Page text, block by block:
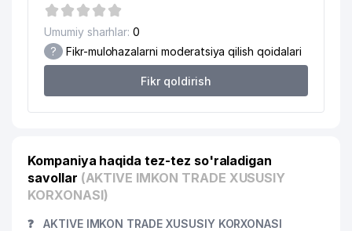
16 UMRAH MChJ
17 GRANT THORNTON MChJ
18 WEB MEDIA GROUP MChJ 498 м
19 ASSORT CONSULT MChJ 499 м
MARKAZI
21 LAKOS SERVIS MChJ
22 MEGA CINEMA MChJ 553 м
Umumiy sharhlar: 0
? Fikr-mulohazalarni moderatsiya qilish qoidalari
Fikr qoldirish
Kompaniya haqida tez-tez so'raladigan
savollar (AKTIVE IMKON TRADE XUSUSIY
KORXONASI)
❓
AKTIVE IMKON TRADE XUSUSIY KORXONASI